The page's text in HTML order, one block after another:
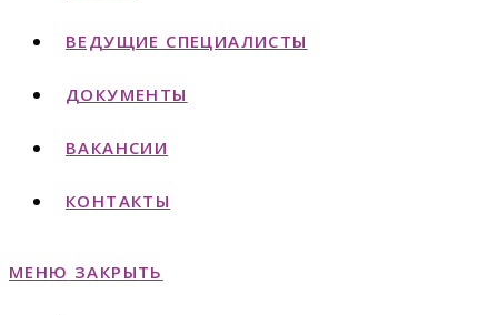
ВЕДУЩИЕ СПЕЦИАЛИСТЫ
ДОКУМЕНТЫ
ВАКАНСИИ
КОНТАКТЫ
МЕНЮ ЗАКРЫТЬ